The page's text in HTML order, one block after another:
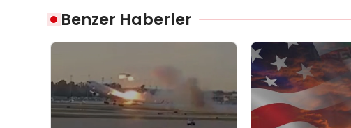
Benzer Haberler